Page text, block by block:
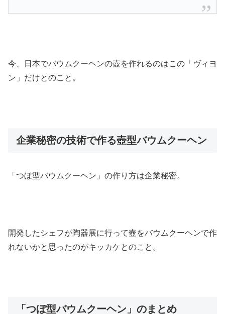
今、日本でバウムクーヘンの壺を作れるのはこの「ヴィヨ
ン」だけとのこと。
企業秘密の技術で作る壺型バウムクーヘン
「つぼ型バウムクーヘン」の作り方は企業秘密。
開発したシェフが陶器展に行って壺をバウムクーヘンで作
れないかと思ったのがキッカケとのこと。
「つぼ型バウムクーヘン」のまとめ